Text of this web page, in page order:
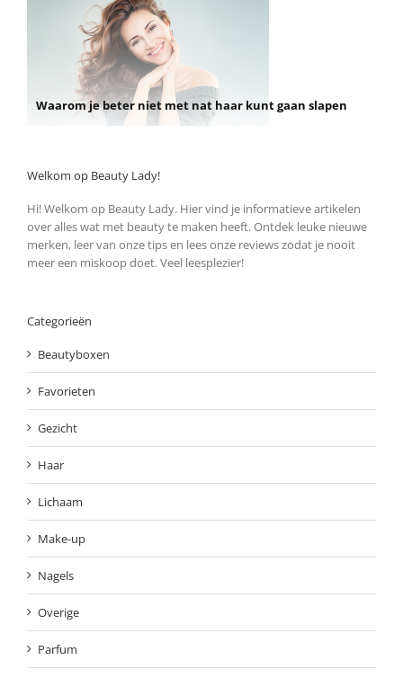
Waarom je beter niet met nat haar kunt gaan slapen
Welkom op Beauty Lady!
Hi! Welkom op Beauty Lady. Hier vind je informatieve artikelen
over alles wat met beauty te maken heeft. Ontdek leuke nieuwe
merken, leer van onze tips en lees onze reviews zodat je nooit
meer een miskoop doet. Veel leesplezier!
Categorieën
Beautyboxen
Favorieten
Gezicht
Haar
Lichaam
Make-up
Nagels
Overige
Parfum